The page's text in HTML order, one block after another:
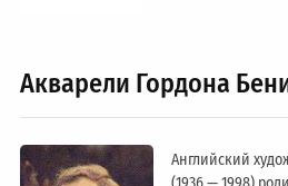
Акварели Гордона
Английский